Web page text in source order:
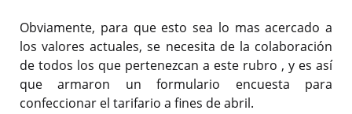
Obviamente, para que esto sea lo mas acercado a
los valores actuales, se necesita de la colaboración
de todos los que pertenezcan a este rubro , y es así
que armaron un formulario encuesta para
confeccionar el tarifario a fines de abril.